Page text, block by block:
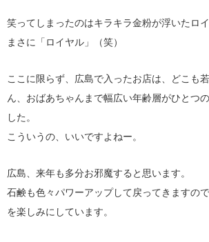
笑ってしまったのはキラキラ金粉が浮いたロ
まさに「ロイヤル」（笑）
ここに限らず、広島で入ったお店は、どこも
ん、おばあちゃんまで幅広い年齢層がひとつ
した。
こういうの、いいですよねー。
広島、来年も多分お邪魔すると思います。
石鹸も色々パワーアップして戻ってきますの
を楽しみにしています。